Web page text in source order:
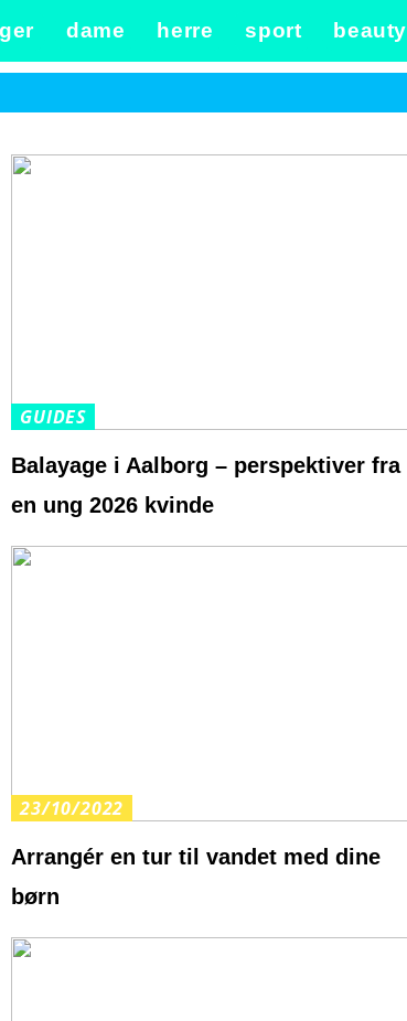
dame herre sport beauty
GUIDES
Balayage i Aalborg – perspektiver fra
en ung 2026 kvinde
23/10/2022
Arrangér en tur til vandet med dine
børn